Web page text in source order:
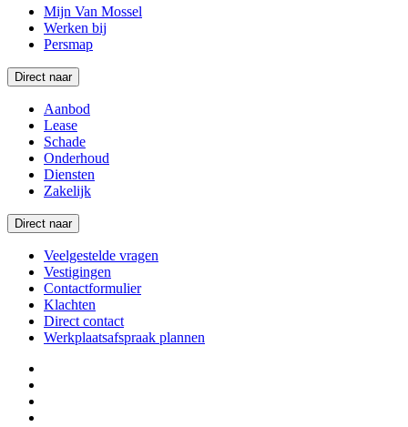
Mijn Van Mossel
Werken bij
Persmap
Direct naar
Aanbod
Lease
Schade
Onderhoud
Diensten
Zakelijk
Direct naar
Veelgestelde vragen
Vestigingen
Contactformulier
Klachten
Direct contact
Werkplaatsafspraak plannen